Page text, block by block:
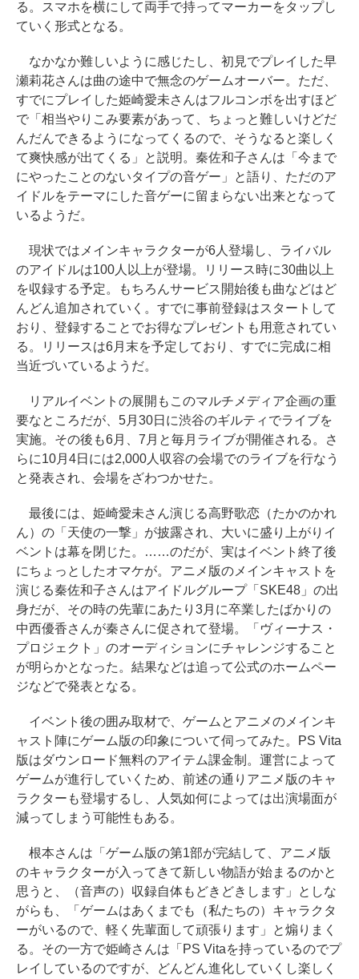
る。スマホを横にして両手で持ってマーカーをタップし
ていく形式となる。
なかなか難しいように感じたし、初見でプレイした早
瀬莉花さんは曲の途中で無念のゲームオーバー。ただ、
すでにプレイした姫崎愛未さんはフルコンボを出すほど
で「相当やりこみ要素があって、ちょっと難しいけどだ
んだんできるようになってくるので、そうなると楽しく
て爽快感が出てくる」と説明。秦佐和子さんは「今まで
にやったことのないタイプの音ゲー」と語り、ただのア
イドルをテーマにした音ゲーに留まらない出来となって
いるようだ。
現状ではメインキャラクターが6人登場し、ライバル
のアイドルは100人以上が登場。リリース時に30曲以上
を収録する予定。もちろんサービス開始後も曲などはど
んどん追加されていく。すでに事前登録はスタートして
おり、登録することでお得なプレゼントも用意されてい
る。リリースは6月末を予定しており、すでに完成に相
当近づいているようだ。
リアルイベントの展開もこのマルチメディア企画の重
要なところだが、5月30日に渋谷のギルティでライブを
実施。その後も6月、7月と毎月ライブが開催される。さ
らに10月4日には2,000人収容の会場でのライブを行なう
と発表され、会場をざわつかせた。
最後には、姫崎愛未さん演じる高野歌恋（たかのかれ
ん）の「天使の一撃」が披露され、大いに盛り上がりイ
ベントは幕を閉じた。……のだが、実はイベント終了後
にちょっとしたオマケが。アニメ版のメインキャストを
演じる秦佐和子さんはアイドルグループ「SKE48」の出
身だが、その時の先輩にあたり3月に卒業したばかりの
中西優香さんが秦さんに促されて登場。「ヴィーナス・
プロジェクト」のオーディションにチャレンジすること
が明らかとなった。結果などは追って公式のホームペー
ジなどで発表となる。
イベント後の囲み取材で、ゲームとアニメのメインキ
ャスト陣にゲーム版の印象について伺ってみた。PS Vita
版はダウンロード無料のアイテム課金制。運営によって
ゲームが進行していくため、前述の通りアニメ版のキャ
ラクターも登場するし、人気如何によっては出演場面が
減ってしまう可能性もある。
根本さんは「ゲーム版の第1部が完結して、アニメ版
のキャラクターが入ってきて新しい物語が始まるのかと
思うと、（音声の）収録自体もどきどきします」としな
がらも、「ゲームはあくまでも（私たちの）キャラクタ
ーがいるので、軽く先輩面して頑張ります」と煽りまく
る。その一方で姫崎さんは「PS Vitaを持っているのでプ
レイしているのですが、どんどん進化していくし楽しく